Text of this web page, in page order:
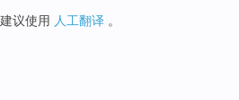
议使用 人工翻译 。